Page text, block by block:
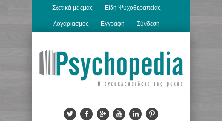
Σχετικά με εμάς Είδη Ψυχοθεραπείας
Λογαριασμός Εγγραφή Σύνδεση